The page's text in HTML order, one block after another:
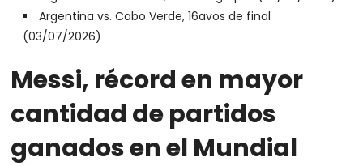
Argentina vs. Cabo Verde, 16avos de final
(03/07/2026)
Messi, récord en mayor
cantidad de partidos
ganados en el Mundial